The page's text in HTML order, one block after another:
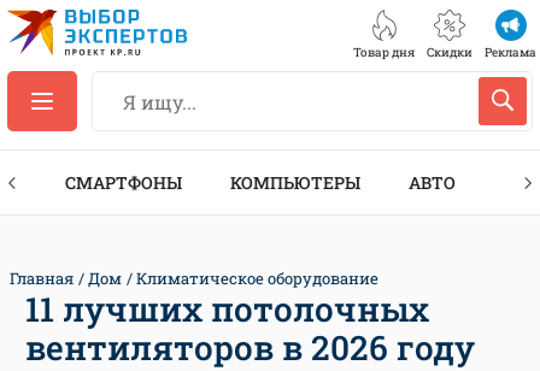
Товар дня Скидки Реклама
СМАРТФОНЫ КОМПЬЮТЕРЫ АВТО
Главная Дом Климатическое оборудование
11 лучших потолочных
вентиляторов в 2026 году